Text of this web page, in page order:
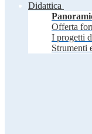
Didattica
Offerta
I progetti
Strumenti